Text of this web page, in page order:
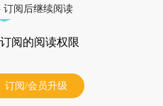
订阅后继续阅读
阅的阅读权限
订阅/会员升级